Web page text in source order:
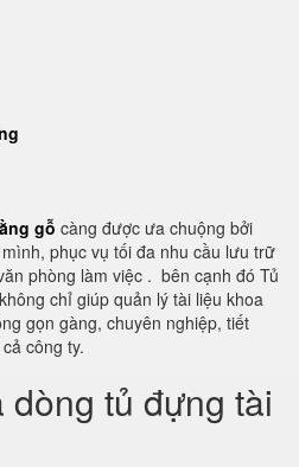
gỗ càng được ưa chuộng bởi
phục vụ tối đa nhu cầu lưu trữ
phòng làm việc . bên cạnh đó Tủ
chỉ giúp quản lý tài liệu khoa
gọn gàng, chuyên nghiệp, tiết
công ty.
tủ đựng tài